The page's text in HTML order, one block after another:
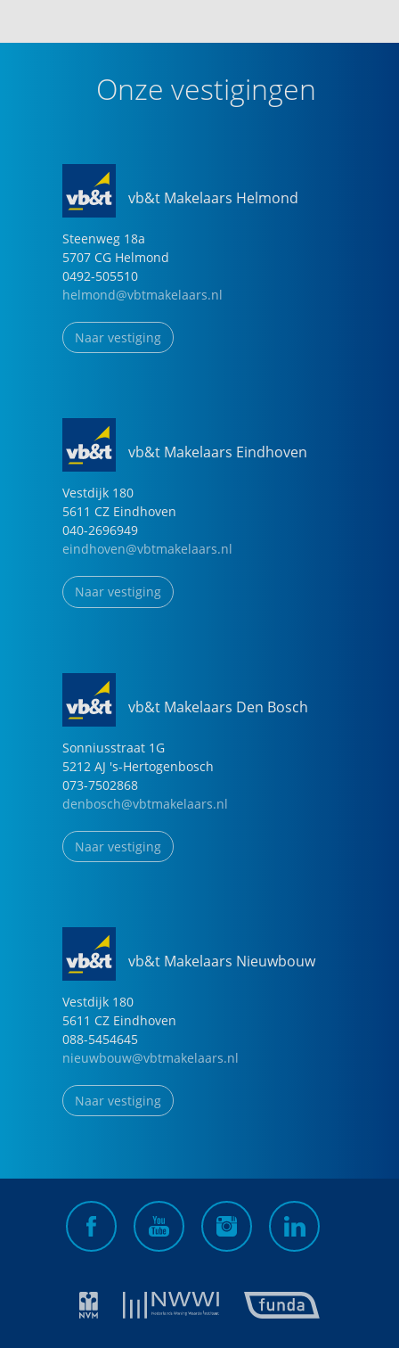
Onze vestigingen
vb&t Makelaars Helmond
Steenweg 18a
5707 CG Helmond
0492-505510
helmond@vbtmakelaars.nl
Naar vestiging
vb&t Makelaars Eindhoven
Vestdijk 180
5611 CZ Eindhoven
040-2696949
eindhoven@vbtmakelaars.nl
Naar vestiging
vb&t Makelaars Den Bosch
Sonniusstraat 1G
5212 AJ 's-Hertogenbosch
073-7502868
denbosch@vbtmakelaars.nl
Naar vestiging
vb&t Makelaars Nieuwbouw
Vestdijk 180
5611 CZ Eindhoven
088-5454645
nieuwbouw@vbtmakelaars.nl
Naar vestiging